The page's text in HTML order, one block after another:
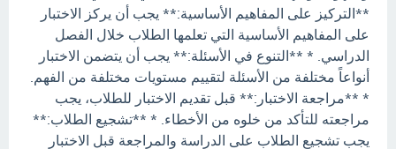
**التركيز على المفاهيم الأساسية:** يجب أن يركز الاختبار
على المفاهيم الأساسية التي تعلمها الطلاب خلال الفصل
الدراسي. * **التنوع في الأسئلة:** يجب أن يتضمن الاختبار
أنواعاً مختلفة من الأسئلة لتقييم مستويات مختلفة من الفهم.
* **مراجعة الاختبار:** قبل تقديم الاختبار للطلاب، يجب
مراجعته للتأكد من خلوه من الأخطاء. * **تشجيع الطلاب:**
يجب تشجيع الطلاب على الدراسة والمراجعة قبل الاختبار